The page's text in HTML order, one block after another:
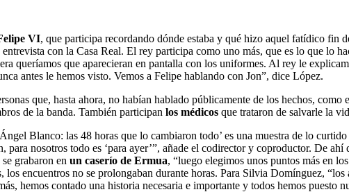
VI, que participa recordando dónde estaba y qué hizo aquel fatídico fin
con la Casa Real. El rey participa como uno más, que es lo que lo
queríamos que aparecieran en pantalla con los uniformes. Al rey le
antes le hemos visto. Vemos a Felipe hablando con Jon”, dice López.
que, hasta ahora, no habían hablado públicamente de los hechos, como
de la banda. También participan los médicos que trataron de salvarle la
Blanco: las 48 horas que lo cambiaron todo’ es una muestra de lo
para nosotros todo es ‘para ayer’”, añade el codirector y coproductor. De
grabaron en un caserío de Ermua, “luego elegimos unos puntos más en
los encuentros no se prolongaban durante horas. Para Silvia Domínguez,
hemos contado una historia necesaria e importante y todos hemos puesto